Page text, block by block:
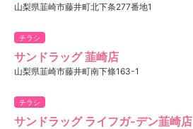
山梨県韮崎市藤井町北下条277番地1
チラシ
サンドラッグ 韮崎店
山梨県韮崎市藤井町南下條163-1
チラシ
サンドラッグ ライフガ-デン韮崎店